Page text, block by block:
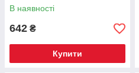
В наявності
642 ₴
Купити